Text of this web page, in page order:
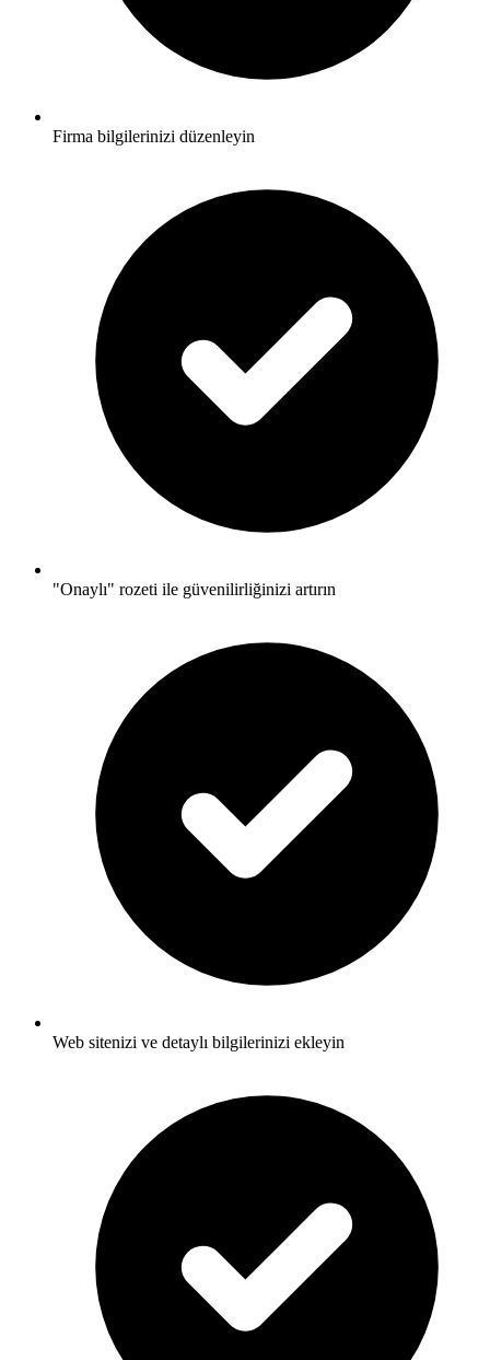
Firma bilgilerinizi düzenleyin
"Onaylı" rozeti ile güvenilirliğinizi artırın
Web sitenizi ve detaylı bilgilerinizi ekleyin